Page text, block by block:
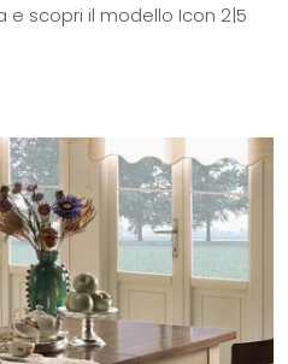
e scopri il modello Icon 2|5